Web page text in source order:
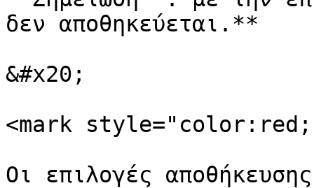
δεν αποθηκεύεται.**
&#x20;
<mark
Οι επιλογές